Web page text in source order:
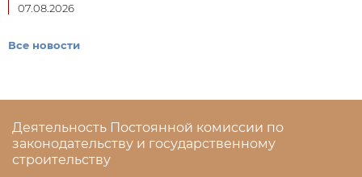
07.08.2026
Все новости
Деятельность Постоянной комиссии по
законодательству и государственному
строительству